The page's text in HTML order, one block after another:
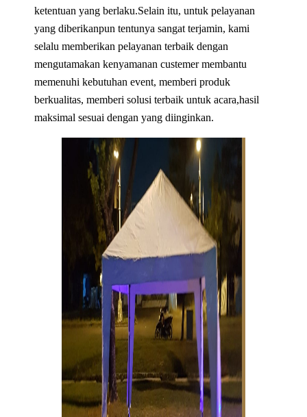
ketentuan yang berlaku.Selain itu, untuk pelayanan
yang diberikanpun tentunya sangat terjamin, kami
selalu memberikan pelayanan terbaik dengan
mengutamakan kenyamanan custemer membantu
memenuhi kebutuhan event, memberi produk
berkualitas, memberi solusi terbaik untuk acara,hasil
maksimal sesuai dengan yang diinginkan.